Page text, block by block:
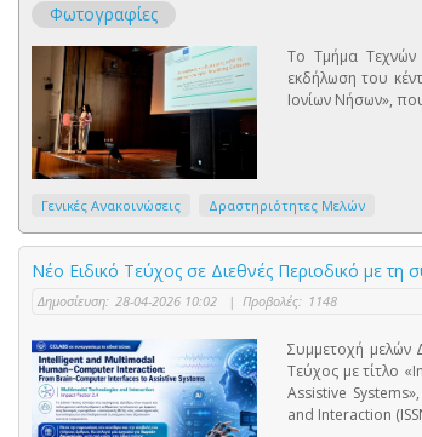
Φωτογραφίες
Το Τμήμα Τεχνών
εκδήλωση του
Ιονίων Νήσων»,
Γενικές Ανακοινώσεις Δραστηριότητες Μελών
Νέο Ειδικό Τεύχος σε Διεθνές Περιοδικό με
Δημοσίευση: 28-04-2026 10:02 | Προβολές: 1148
Συμμετοχή μελών
Τεύχος με τίτλο
Assistive
and Interaction